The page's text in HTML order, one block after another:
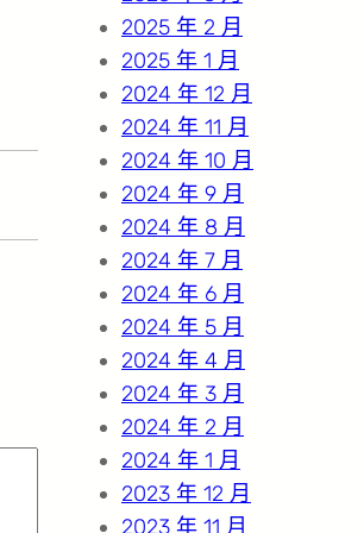
2025 年 2 月
2025 年 1 月
2024 年 12 月
2024 年 11 月
2024 年 10 月
2024 年 9 月
2024 年 8 月
2024 年 7 月
2024 年 6 月
2024 年 5 月
2024 年 4 月
2024 年 3 月
2024 年 2 月
2024 年 1 月
2023 年 12 月
2023 年 11 月